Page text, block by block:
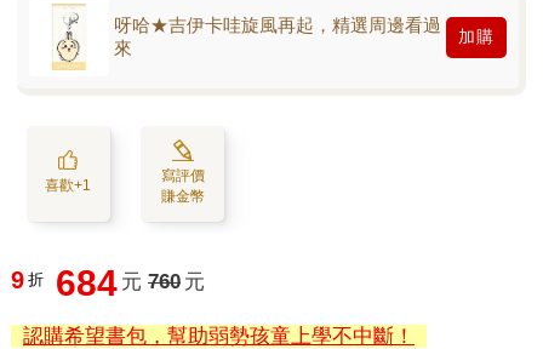
呀哈★吉伊卡哇旋風再起，精選周邊看過
來
加購
喜歡+1
寫評價
賺金幣
9 折 684 元 760 元
認購希望書包，幫助弱勢孩童上學不中斷！